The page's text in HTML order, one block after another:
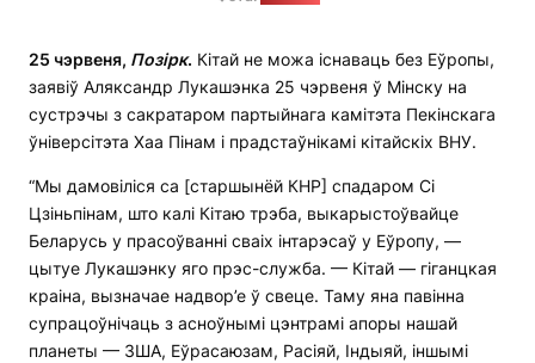
25 чэрвеня, Позірк. Кітай не можа існаваць без Еўропы,
заявіў Аляксандр Лукашэнка 25 чэрвеня ў Мінску на
сустрэчы з сакратаром партыйнага камітэта Пекінскага
ўніверсітэта Хаа Пінам і прадстаўнікамі кітайскіх ВНУ.
“Мы дамовіліся са [старшынёй КНР] спадаром Сі
Цзіньпінам, што калі Кітаю трэба, выкарыстоўвайце
Беларусь у прасоўванні сваіх інтарэсаў у Еўропу, —
цытуе Лукашэнку яго прэс-служба. — Кітай — гіганцкая
краіна, вызначае надвор’е ў свеце. Таму яна павінна
супрацоўнічаць з асноўнымі цэнтрамі апоры нашай
планеты — ЗША, Еўрасаюзам, Расіяй, Індыяй, іншымі